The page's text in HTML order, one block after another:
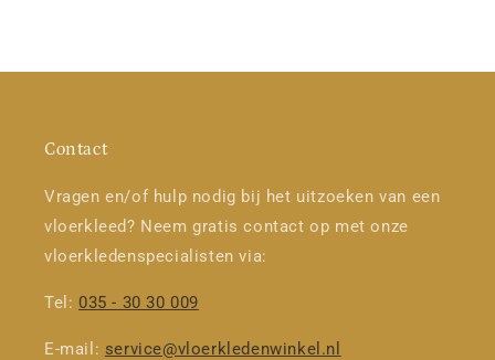
Contact
Vragen en/of hulp nodig bij het uitzoeken van een
vloerkleed? Neem gratis contact op met onze
vloerkledenspecialisten via:
Tel: 035 - 30 30 009
E-mail: service@vloerkledenwinkel.nl